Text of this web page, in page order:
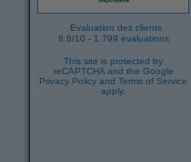
Evaluation des clients
8.8/10 - 1.799 évaluations
This site is protected by
reCAPTCHA and the Google
Privacy Policy and Terms of Service
apply.